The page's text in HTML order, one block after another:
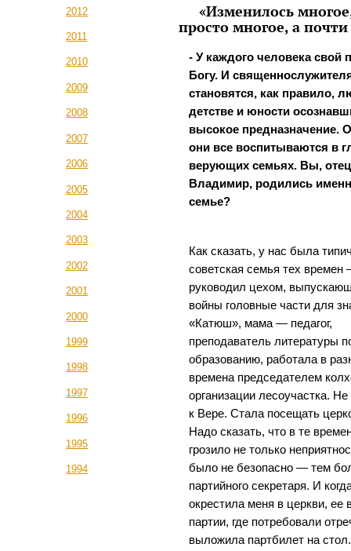
2012
2011
2010
2009
2008
2007
2006
2005
2004
2003
2002
2001
2000
1999
1998
1997
1996
1995
1994
«Изменилось
просто многое, а
- У каждого человека свой
Богу. И
становятся, как правило,
детстве и юности
высокое предназначение.
они все воспитываются в
верующих семьях. Вы, отец
Владимир, родились
семье?
Как сказать, у нас была
советская семья тех времен
руководил цехом,
войны головные части для
«Катюш», мама — педагог,
преподаватель литературы
образованию, работала в
времена председателем
организации лесоучастка.
к Вере. Стала посещать
Надо сказать, что в те
грозило не только
было не безопасно — тем
партийного секретаря. И
окрестила меня в церкви, ее
партии, где потребовали
выложила партбилет на